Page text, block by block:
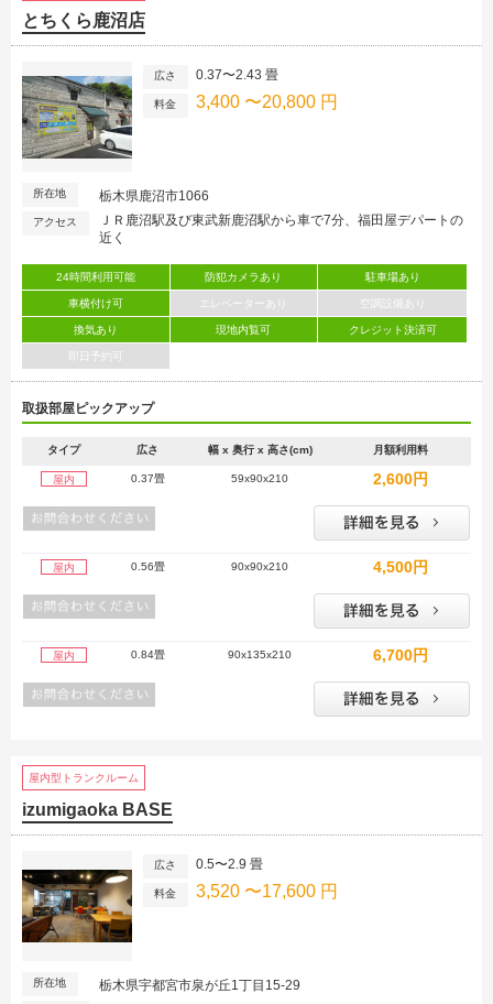
とちくら鹿沼店
広さ 0.37〜2.43 畳
料金 3,400 〜20,800 円
所在地 栃木県鹿沼市1066
アクセス
ＪＲ鹿沼駅及び東武新鹿沼駅から車で7分、福田屋デパートの
近く
24時間利用可能 防犯カメラあり 駐車場あり
車横付け可 エレベーターあり 空調設備あり
換気あり 現地内覧可 クレジット決済可
即日予約可
取扱部屋ピックアップ
タイプ 広さ 幅 x 奥行 x 高さ(cm) 月額利用料
屋内 0.37畳 59x90x210 2,600円
屋内 0.56畳 90x90x210 4,500円
屋内 0.84畳 90x135x210 6,700円
屋内型トランクルーム
izumigaoka BASE
広さ 0.5〜2.9 畳
料金 3,520 〜17,600 円
所在地 栃木県宇都宮市泉が丘1丁目15-29